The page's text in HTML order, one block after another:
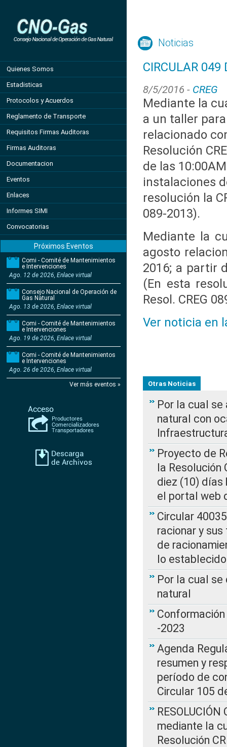
Quienes Somos
Estadisticas
Protocolos y Acuerdos
Reglamento de Transporte
Requisitos Firmas Auditoras
Firmas Auditoras
Documentacion
Eventos
Enlaces
Informes SIMI
Convocatorias
Próximos Eventos
Comi - Comité de Mantenimientos
e Intervenciones
Ago. 12 de 2026, Enlace virtual
Consejo Nacional de Operación de
Gas Natural
Ago. 13 de 2026, Enlace virtual
Comi - Comité de Mantenimientos
e Intervenciones
Ago. 19 de 2026, Enlace virtual
Comi - Comité de Mantenimientos
e Intervenciones
Ago. 26 de 2026, Enlace virtual
Ver más eventos »
Noticias
CIRCULAR 049
8/5/2016 - CREG
Mediante la
a un taller
relacionado
Resolución
de las
instalaciones
resolución la
089-2013).
Mediante la
agosto
2016; a partir
(En esta
Resol. CREG
Ver noticia en
Otras Noticias
Por la cual
natural con
Proyecto de
la Resolución
diez (10) días
el portal web
Circular
racionar y
de
lo
Por la cual
natural
-2023
Agenda
resumen y
período de
Circular 105
mediante la
Resolución